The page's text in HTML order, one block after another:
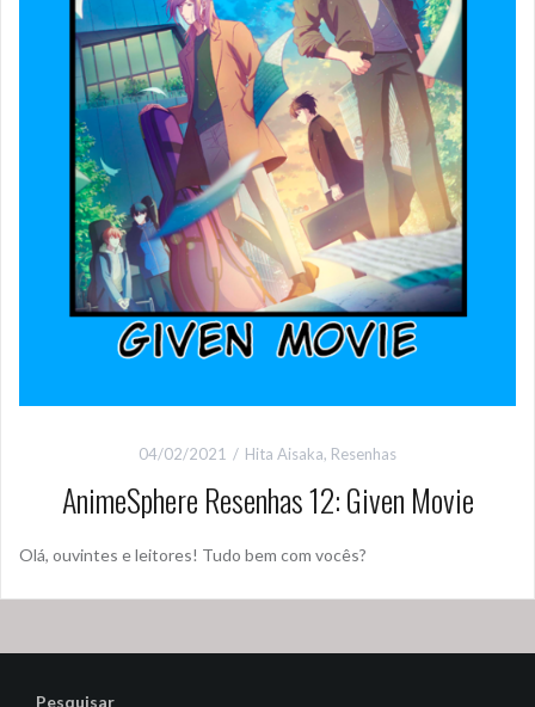
04/02/2021 Hita Aisaka, Resenhas
AnimeSphere Resenhas 12: Given Movie
Olá, ouvintes e leitores! Tudo bem com vocês?
Pesquisar